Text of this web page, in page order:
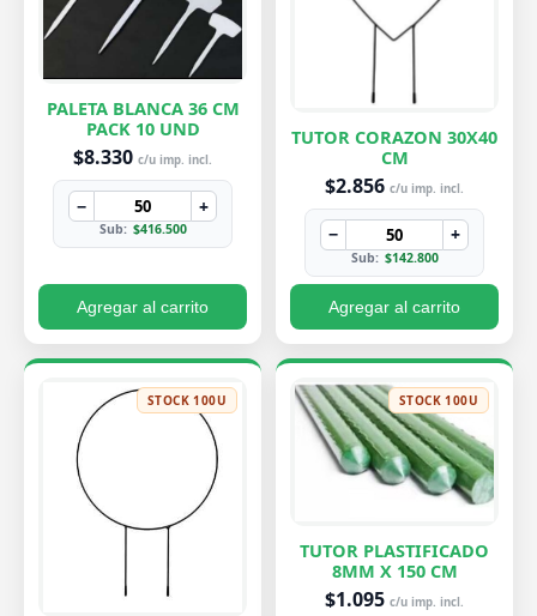
PALETA BLANCA 36 CM
PACK 10 UND
$8.330 c/u imp. incl.
− +
Sub: $416.500
Agregar al carrito
TUTOR CORAZON 30X40
CM
$2.856 c/u imp. incl.
− +
Sub: $142.800
Agregar al carrito
STOCK 100U STOCK 100U
TUTOR PLASTIFICADO
8MM X 150 CM
$1.095 c/u imp. incl.